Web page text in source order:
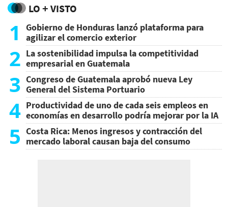
LO + VISTO
1
Gobierno de Honduras lanzó plataforma para
agilizar el comercio exterior
2 La sostenibilidad impulsa la competitividad
empresarial en Guatemala
3 Congreso de Guatemala aprobó nueva Ley
General del Sistema Portuario
4 Productividad de uno de cada seis empleos en
economías en desarrollo podría mejorar por la IA
5 Costa Rica: Menos ingresos y contracción del
mercado laboral causan baja del consumo